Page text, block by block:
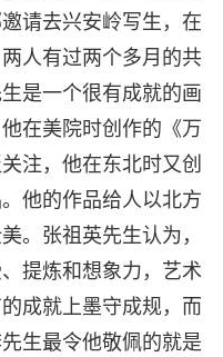
请去兴安岭写生，在
人有过两个多月的共
是一个很有成就的画
在美院时创作的《万
注，他在东北时又创
他的作品给人以北方
。张祖英先生认为，
提炼和想象力，艺术
成就上墨守成规，而
生最令他敬佩的就是